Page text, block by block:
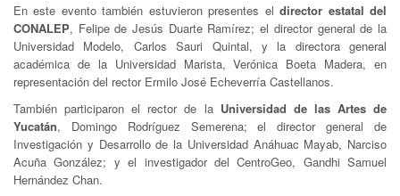
En este evento también estuvieron presentes eldirector estatal del
CONALEP, Felipe de Jesús Duarte Ramírez; el director general de la
Universidad Modelo, Carlos Sauri Quintal, y la directora general
académica de la Universidad Marista, Verónica Boeta Madera, en
representación del rector Ermilo José Echeverría Castellanos.
También participaron el rector de la Universidad de las Artes de
Yucatán, Domingo Rodríguez Semerena; el director general de
Investigación y Desarrollo de la Universidad Anáhuac Mayab, Narciso
Acuña González; y el investigador del CentroGeo, Gandhi Samuel
Hernández Chan.